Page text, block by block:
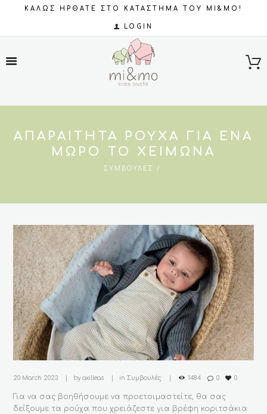
ΚΑΛΩΣ ΗΡΘΑΤΕ ΣΤΟ ΚΑΤΑΣΤΗΜΑ ΤΟΥ MI&MO!
LOGIN
ΑΠΑΡΑΊΤΗΤΑ ΡΟΎΧΑ ΓΙΑ ΈΝΑ
ΜΩΡΌ ΤΟ ΧΕΙΜΏΝΑ
ΣΥΜΒΟΥΛΈΣ
20 March 2023 byaxilleas inΣυμβουλές 1484 0 0
Για να σας βοηθήσουμε να προετοιμαστείτε, θα σας
δείξουμε τα ρούχα που χρειάζεστε για βρέφη κοριτσάκια